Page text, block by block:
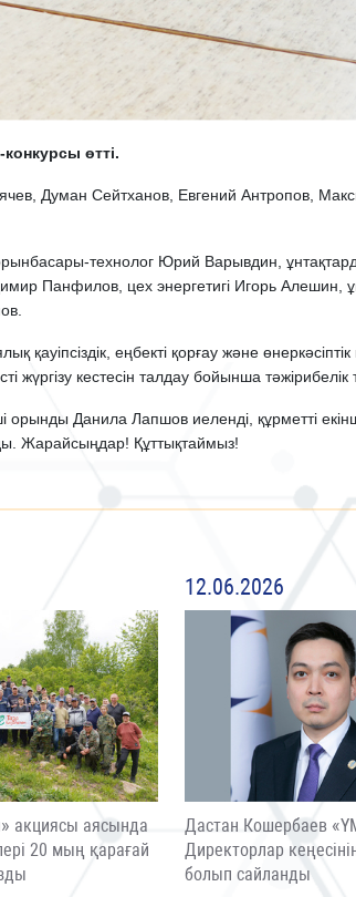
өтті.
Думан Сейтханов, Евгений Антропов,
технолог Юрий Варывдин,
Панфилов, цех энергетигі Игорь Алешин,
еңбекті қорғау және өнеркәсіптік
жүргізу кестесін талдау бойынша
Данила Лапшов иеленді, құрметті
Жарайсыңдар! Құттықтаймыз!
акциясы аясында
20 мың қарағай
12.06.2026
Дастан Кошербаев
Директорлар
болып сайланды